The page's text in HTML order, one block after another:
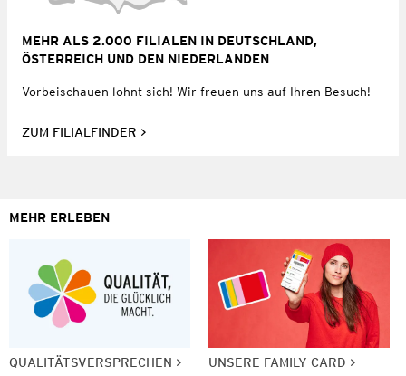
MEHR ALS 2.000 FILIALEN IN DEUTSCHLAND,
ÖSTERREICH UND DEN NIEDERLANDEN
Vorbeischauen lohnt sich! Wir freuen uns auf Ihren Besuch!
ZUM FILIALFINDER
MEHR ERLEBEN
QUALITÄTSVERSPRECHEN UNSERE FAMILY CARD